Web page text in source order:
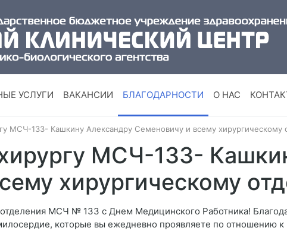
УСЛУГИ ВАКАНСИИ БЛАГОДАРНОСТИ О НАС
МСЧ-133- Кашкину Александру Семеновичу и всему хирургическому
МСЧ-133-
хирургическому
МСЧ № 133 с Днем Медицинского Работника!
которые вы ежедневно проявляете по отношению к